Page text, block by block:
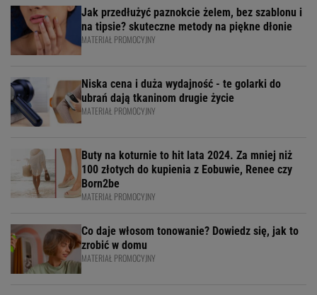
Jak przedłużyć paznokcie żelem, bez szablonu i
na tipsie? skuteczne metody na piękne dłonie
MATERIAŁ PROMOCYJNY
Niska cena i duża wydajność - te golarki do
ubrań dają tkaninom drugie życie
MATERIAŁ PROMOCYJNY
Buty na koturnie to hit lata 2024. Za mniej niż
100 złotych do kupienia z Eobuwie, Renee czy
Born2be
MATERIAŁ PROMOCYJNY
Co daje włosom tonowanie? Dowiedz się, jak to
zrobić w domu
MATERIAŁ PROMOCYJNY